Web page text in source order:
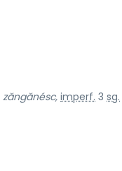
zăngănésc, imperf. 3 sg.